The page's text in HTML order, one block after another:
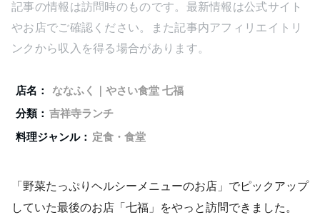
記事の情報は訪問時のものです。最新情報は公式サイト
やお店でご確認ください。また記事内アフィリエイトリ
ンクから収入を得る場合があります。
店名：
ななふく｜やさい食堂 七福
分類： 吉祥寺ランチ
料理ジャンル： 定食・食堂
「野菜たっぷりヘルシーメニューのお店」でピックアップ
していた最後のお店「七福」をやっと訪問できました。